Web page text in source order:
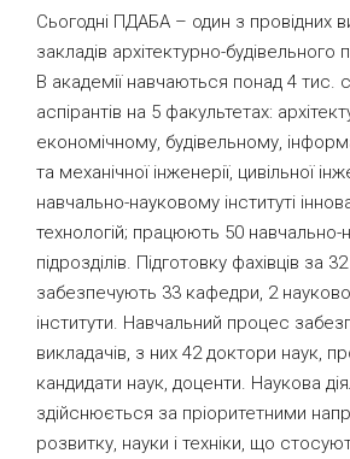
Сьогодні ПДАБА – один з провідних
закладів архітектурно-будівельного
В академії навчаються понад 4 тис.
аспірантів на 5 факультетах:
економічному, будівельному,
та механічної інженерії, цивільної
навчально-науковому інституті
технологій; працюють 50 навчально-
підрозділів. Підготовку фахівців за
забезпечують 33 кафедри, 2
інститути. Навчальний процес
викладачів, з них 42 доктори наук,
кандидати наук, доценти. Наукова
здійснюється за пріоритетними
розвитку, науки і техніки, що